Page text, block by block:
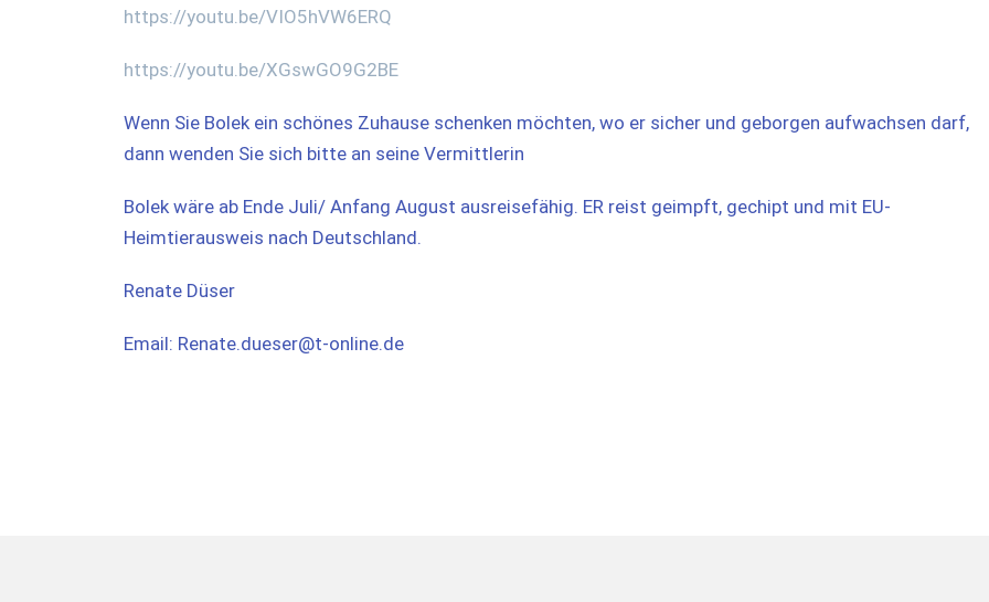
https://youtu.be/VIO5hVW6ERQ
https://youtu.be/XGswGO9G2BE
Wenn Sie Bolek ein schönes Zuhause schenken möchten, wo er sicher und geborgen aufwachsen darf,
dann wenden Sie sich bitte an seine Vermittlerin
Bolek wäre ab Ende Juli/ Anfang August ausreisefähig. ER reist geimpft, gechipt und mit EU-
Heimtierausweis nach Deutschland.
Renate Düser
Email: Renate.dueser@t-online.de